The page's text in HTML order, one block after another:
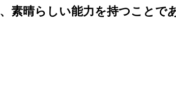
晴らしい能力を持つことで